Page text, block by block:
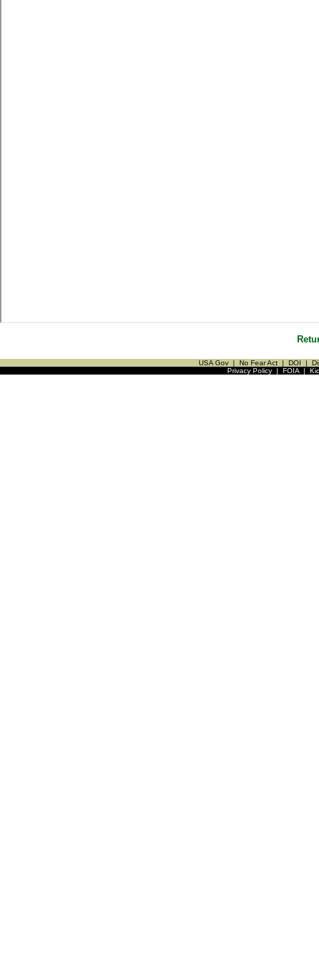
USA Gov | No Fear Act | DOI |
Privacy Policy| FOIA|